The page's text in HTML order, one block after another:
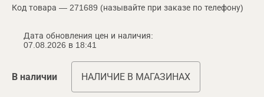
Код товара — 271689 (называйте при заказе по телефону)
Дата обновления цен и наличия:
07.08.2026 в 18:41
В наличии НАЛИЧИЕ В МАГАЗИНАХ